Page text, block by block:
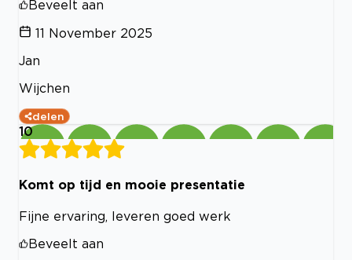
Beveelt aan
11 November 2025
Jan
Wijchen
delen
10
Komt op tijd en mooie presentatie
Fijne ervaring, leveren goed werk
Beveelt aan